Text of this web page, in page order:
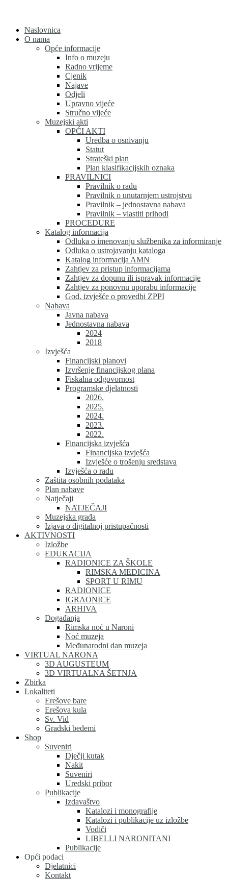
contentNaslovnica
O nama
Opće informacije
Info o muzeju
Radno vrijeme
Cjenik
Najave
Odjeli
Upravno vijeće
Stručno vijeće
Muzejski akti
OPĆI AKTI
Uredba o osnivanju
Statut
Strateški plan
Plan klasifikacijskih oznaka
PRAVILNICI
Pravilnik o radu
Pravilnik o unutarnjem ustrojstvu
Pravilnik – jednostavna nabava
Pravilnik – vlastiti prihodi
PROCEDURE
Katalog informacija
Odluka o imenovanju službenika za informiranje
Odluka o ustrojavanju kataloga
Katalog informacija AMN
Zahtjev za pristup informacijama
Zahtjev za dopunu ili ispravak informacije
Zahtjev za ponovnu uporabu informacije
God. izvješće o provedbi ZPPI
Nabava
Javna nabava
Jednostavna nabava
2024
2018
Izvješća
Financijski planovi
Izvršenje financijskog plana
Fiskalna odgovornost
Programske djelatnosti
2026.
2025.
2024.
2023.
2022.
Financijska izvješća
Financijska izvješća
Izvješće o trošenju sredstava
Izvješća o radu
Zaštita osobnih podataka
Plan nabave
Natječaji
NATJEČAJI
Muzejska građa
Izjava o digitalnoj pristupačnosti
AKTIVNOSTI
Izložbe
EDUKACIJA
RADIONICE ZA ŠKOLE
RIMSKA MEDICINA
SPORT U RIMU
RADIONICE
IGRAONICE
ARHIVA
Događanja
Rimska noć u Naroni
Noć muzeja
Međunarodni dan muzeja
VIRTUAL NARONA
3D AUGUSTEUM
3D VIRTUALNA ŠETNJA
Zbirka
Lokaliteti
Erešove bare
Erešova kula
Sv. Vid
Gradski bedemi
Shop
Suveniri
Dječji kutak
Nakit
Suveniri
Uredski pribor
Publikacije
Izdavaštvo
Katalozi i monografije
Katalozi i publikacije uz izložbe
Vodiči
LIBELLI NARONITANI
Publikacije
Opći podaci
Djelatnici
Kontakt